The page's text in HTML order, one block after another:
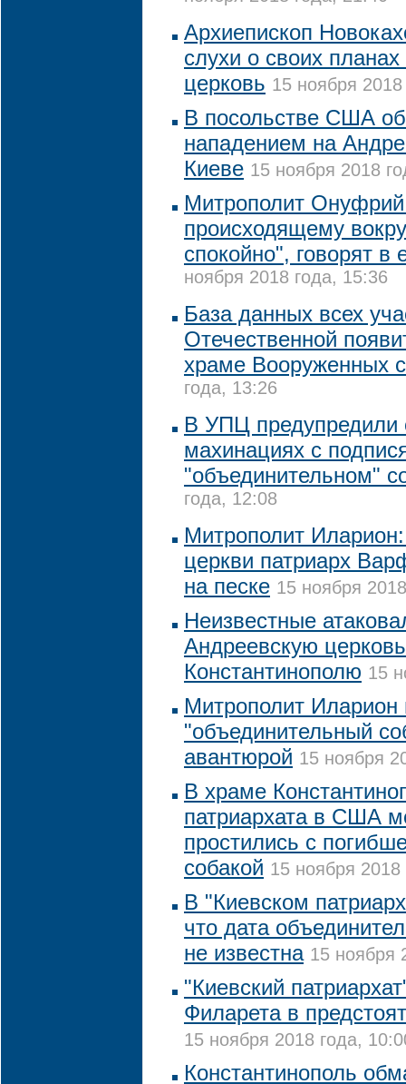
Архиепископ
слухи о своих
церковь 15 ноября
В посольстве США
нападением на
Киеве 15 ноября 2018
Митрополит Онуфрий
происходящему
спокойно", говорят в
ноября 2018 года, 15:36
База данных всех
Отечественной
храме Вооруженных
года, 13:26
В УПЦ предупредили
махинациях с
"объединительном"
года, 12:08
Митрополит
церкви патриарх
на песке 15 ноября
Неизвестные
Андреевскую
Константинополю 15
Митрополит Иларион
"объединительный
авантюрой 15 ноября
В храме
патриархата в США
простились с
собакой 15 ноября 2018
В "Киевском
что дата
не известна 15 ноября
"Киевский
Филарета в
15 ноября 2018 года,
Константинополь